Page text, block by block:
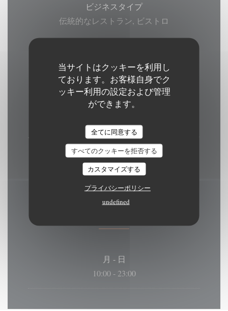
当サイトはクッキーを利用し
ております。お客様自身でク
ッキー利用の設定および管理
ができます。
全てに同意する
すべてのクッキーを拒否する
カスタマイズする
プライバシーポリシー
undefined
ビジネスタイプ
伝統的なレストラン, ビストロ
テラス, 継続的なサービス, 貸し切り, 動物に優
しい, WI-FI, バリアフリーアクセス
ご利用可能なお支払い方法
EN - バンコク/ミスター・キャッシュ, ビザ, チ
ケ・レストラン (食券) , マエストロ, ユーロカー
ド /マスターカード, 現金, カルトブルー
営業時間
月 - 日
10:00 - 23:00